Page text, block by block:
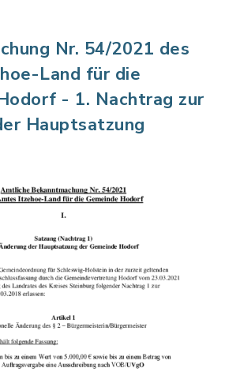
Nr. 54/2021 des
Land für die
- 1. Nachtrag zur
Hauptsatzung